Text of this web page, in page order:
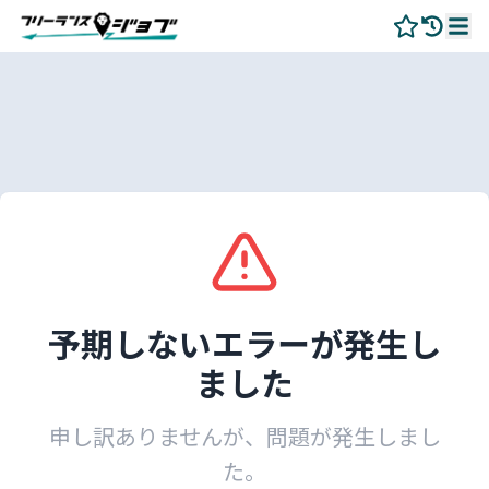
予期しないエラーが発生し
ました
申し訳ありませんが、問題が発生しまし
た。